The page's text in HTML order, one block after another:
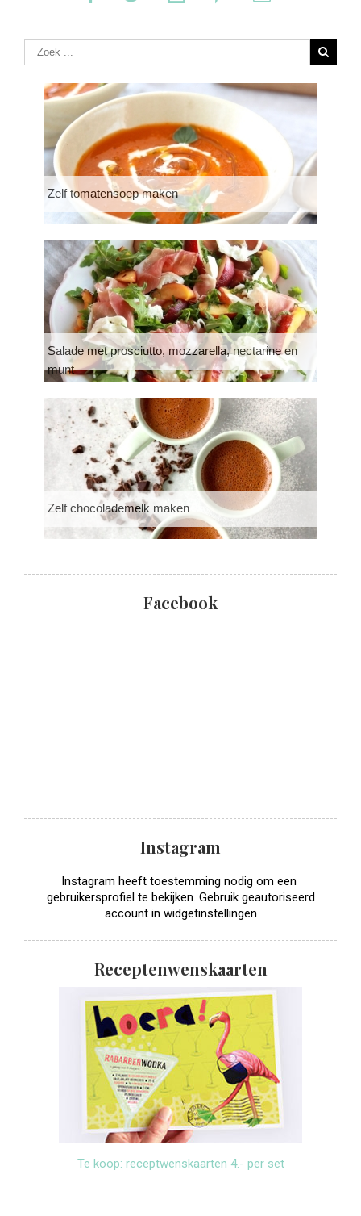
Zelf tomatensoep maken
Salade met prosciutto, mozzarella, nectarine en
munt
Zelf chocolademelk maken
Facebook
Instagram
Instagram heeft toestemming nodig om een ​​
gebruikersprofiel te bekijken. Gebruik geautoriseerd
account in widgetinstellingen
Receptenwenskaarten
Te koop: receptwenskaarten 4.- per set